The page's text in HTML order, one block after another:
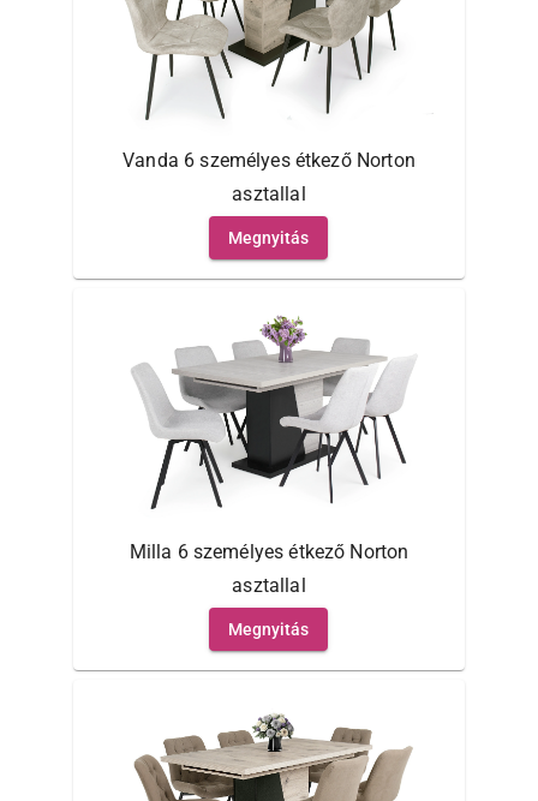
Vanda 6 személyes étkező Norton
asztallal
Megnyitás
Milla 6 személyes étkező Norton
asztallal
Megnyitás